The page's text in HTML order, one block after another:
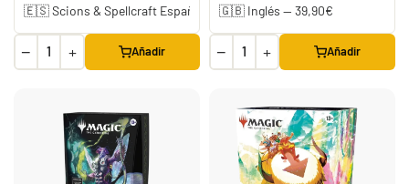
Build and Battle
Unified Minds | Mentes
Build and Battle Lost
30th Celebration
Umbreon Battle Deck
Celebraciones 30
Aniversario
− + Añadir − + Añadir